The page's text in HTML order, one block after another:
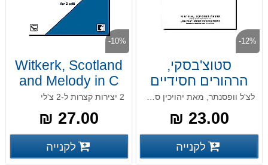
-12%
סטוצ'בסקי,
הרהורים חסידיים
Meditation
Chassidique
לצ'ל וופסנתר, מאת יהויכין סטוצ'בסקי
23.00 ₪
פרטים נוספים פרטים נוספים לקנייה
-10%
Witkerk, Scotland
and Melody in C
2 יצירות קצרות ל-2 צ'לי
27.00 ₪
פרטים נוספים
לקנייה